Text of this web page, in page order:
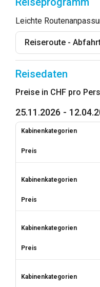
Leichte
Reiseroute -
Reisedaten
Preise in CHF pro
25.11.2026 -